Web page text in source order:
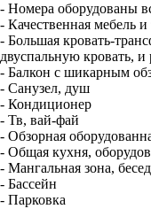
- Номера оборудованы
- Качественная мебель и
- Большая кровать-
двуспальную кровать, и
- Балкон с шикарным
- Санузел, душ
- Кондиционер
- Тв, вай-фай
- Обзорная
- Общая кухня,
- Мангальная зона,
- Бассейн
- Парковка